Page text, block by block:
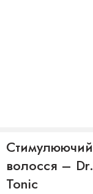
Стимулюючий
волосся –
Tonic